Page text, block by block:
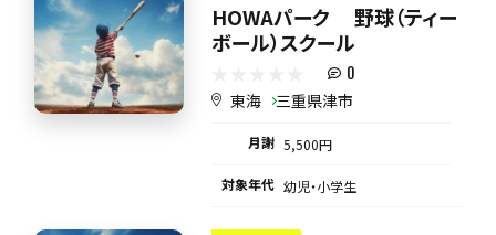
HOWAパーク 野球（ティー
ボール）スクール
0
東海 三重県津市
月謝 5,500円
対象年代 幼児・小学生